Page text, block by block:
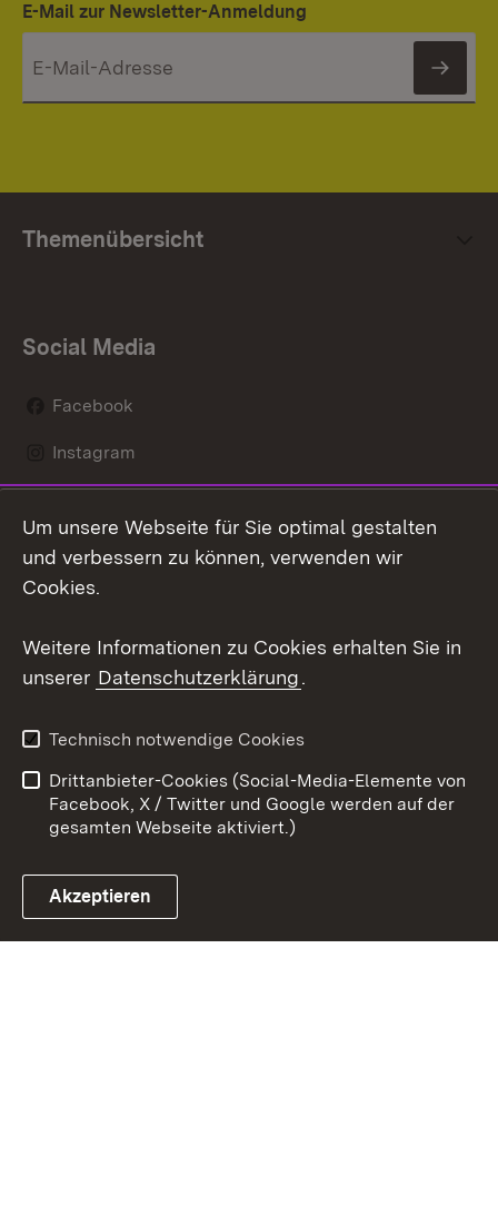
E-Mail zur Newsletter-Anmeldung
Themenübersicht
Social Media
Facebook
Instagram
Mastodon
Youtube
Link zum Landesportal
Kontakt
Datenschutz
Barrierefreiheit
Impressum Cookies
Um unsere Webseite für Sie optimal gestalten
und verbessern zu können, verwenden wir
Cookies.
Weitere Informationen zu Cookies erhalten Sie in
unserer Datenschutzerklärung.
Technisch notwendige Cookies
Drittanbieter-Cookies (Social-Media-Elemente von
Facebook, X / Twitter und Google werden auf der
gesamten Webseite aktiviert.)
Akzeptieren